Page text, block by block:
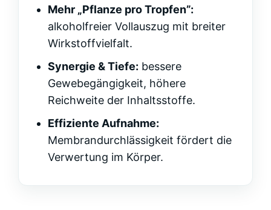
Mehr „Pflanze pro Tropfen”:
alkoholfreier Vollauszug mit breiter
Wirkstoffvielfalt.
Synergie & Tiefe: bessere
Gewebegängigkeit, höhere
Reichweite der Inhaltsstoffe.
Effiziente Aufnahme:
Membrandurchlässigkeit fördert die
Verwertung im Körper.